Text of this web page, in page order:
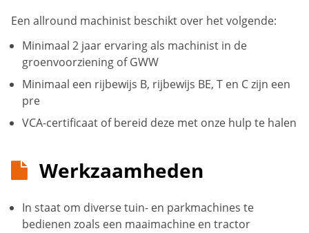
Een allround machinist beschikt over het volgende:
Minimaal 2 jaar ervaring als machinist in de
groenvoorziening of GWW
Minimaal een rijbewijs B, rijbewijs BE, T en C zijn een
pre
VCA-certificaat of bereid deze met onze hulp te halen
Werkzaamheden
In staat om diverse tuin- en parkmachines te
bedienen zoals een maaimachine en tractor